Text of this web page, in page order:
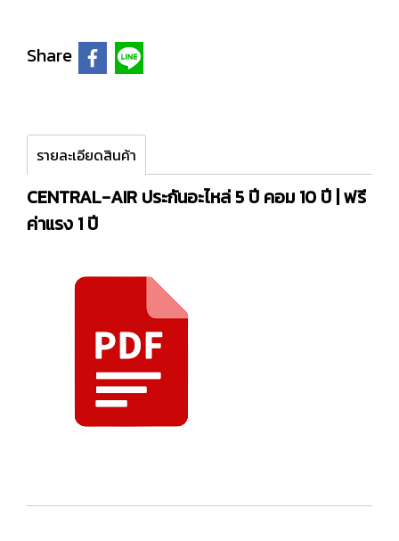
Share
รายละเอียดสินค้า
CENTRAL-AIR ประกันอะไหล่ 5 ปี คอม 10 ปี | ฟรี
ค่าแรง 1 ปี